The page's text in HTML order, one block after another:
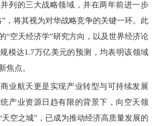
列的三大战略领域，并在两年前进一步
，将其视为对华战略竞争的关键一环。此
“空天经济学”研究方向，以及世界经济论
模达1.7万亿美元的预测，均表明该领域
焦点。
业航天更是实现产业转型与可持续发展
产业资源日趋有限的背景下，向空天领
空之城”，已成为推动经济高质量发展的